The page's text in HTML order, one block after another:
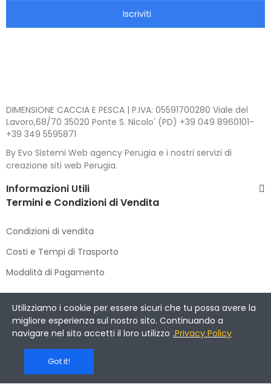
Iscriviti
DIMENSIONE CACCIA E PESCA | P.IVA: 05591700280 Viale del
Lavoro,68/70 35020 Ponte S. Nicolo' (PD) +39 049 8960101-
+39 349 5595871
By Evo Sistemi Web agency Perugia e i nostri servizi di
creazione siti web Perugia.
Informazioni Utili
Termini e Condizioni di Vendita
Condizioni di vendita
Costi e Tempi di Trasporto
Modalità di Pagamento
Copyright © 2021 DIMENSIONE CACCIA E PESCA. All Rights
Reserved.
Utilizziamo i cookie per essere sicuri che tu possa avere la
migliore esperienza sul nostro sito. Continuando a
navigare nel sito accetti il loro utilizzo .Privacy Policy
Got it!